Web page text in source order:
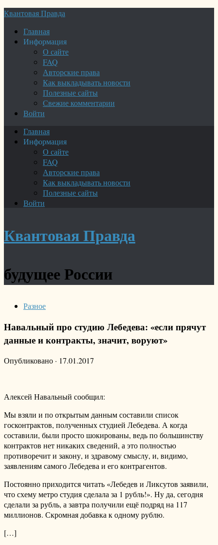
Квантовая Правда
Главная
Информация
О сайте
FAQ
Авторские права
Как выкладывать новости
Полезные сайты
Свежие комментарии
Войти
Главная
Информация
О сайте
FAQ
Авторские права
Как выкладывать новости
Полезные сайты
Войти
Квантовая Правда
будущее России
Разное
Навальный про студию Лебедева: «если прячут
данные и контракты, значит, воруют»
Опубликовано · 17.01.2017
Алексей Навальный сообщил:
Мы взяли и по открытым данным составили список
госконтрактов, полученных студией Лебедева. А когда
составили, были просто шокированы, ведь по большинству
контрактов нет никаких сведений, а это полностью
противоречит и закону, и здравому смыслу, и, видимо,
заявлениям самого Лебедева и его контрагентов.
Постоянно приходится читать «Лебедев и Ликсутов заявили,
что схему метро студия сделала за 1 рубль!». Ну да, сегодня
сделали за рубль, а завтра получили ещё подряд на 117
миллионов. Скромная добавка к одному рублю.
[…]